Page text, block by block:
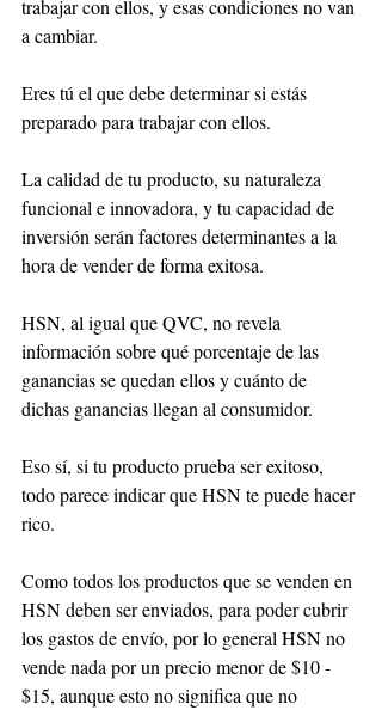
trabajar con ellos, y esas condiciones no van
a cambiar.
Eres tú el que debe determinar si estás
preparado para trabajar con ellos.
La calidad de tu producto, su naturaleza
funcional e innovadora, y tu capacidad de
inversión serán factores determinantes a la
hora de vender de forma exitosa.
HSN, al igual que QVC, no revela
información sobre qué porcentaje de las
ganancias se quedan ellos y cuánto de
dichas ganancias llegan al consumidor.
Eso sí, si tu producto prueba ser exitoso,
todo parece indicar que HSN te puede hacer
rico.
Como todos los productos que se venden en
HSN deben ser enviados, para poder cubrir
los gastos de envío, por lo general HSN no
vende nada por un precio menor de $10 -
$15, aunque esto no significa que no